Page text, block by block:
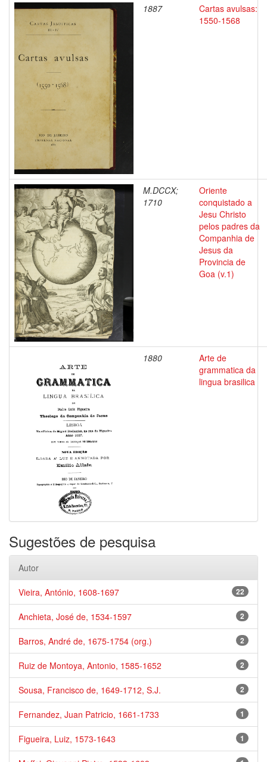
1887
Cartas avulsas:
1550-1568
M.DCCX;
1710
Oriente
conquistado a
Jesu Christo
pelos padres da
Companhia de
Jesus da
Provincia de
Goa (v.1)
1880
Arte de
grammatica da
lingua brasilica
Sugestões de pesquisa
Autor
22
Vieira, António, 1608-1697
2
Anchieta, José de, 1534-1597
2
Barros, André de, 1675-1754 (org.)
2
Ruiz de Montoya, Antonio, 1585-1652
2
Sousa, Francisco de, 1649-1712, S.J.
1
Fernandez, Juan Patricio, 1661-1733
1
Figueira, Luiz, 1573-1643